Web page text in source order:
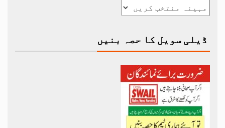
ڈیلی سویل کا حصہ بنیں